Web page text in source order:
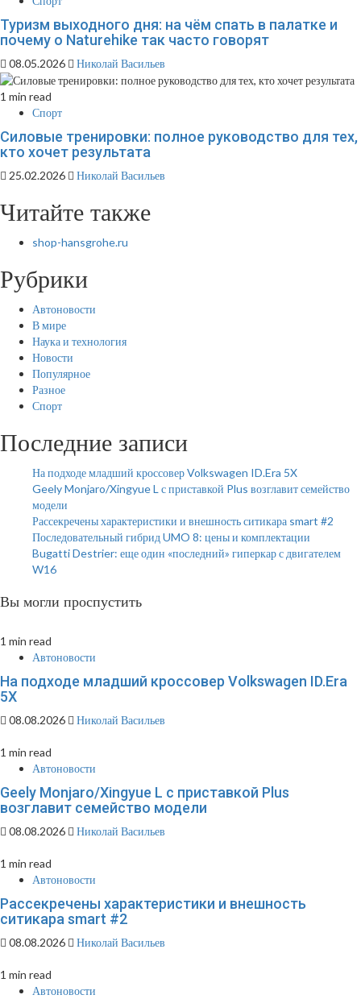
Туризм выходного дня: на чём спать в палатке и
почему о Naturehike так часто говорят
08.05.2026 Николай Васильев
1 min read
Спорт
Силовые тренировки: полное руководство для тех,
кто хочет результата
25.02.2026 Николай Васильев
Читайте также
shop-hansgrohe.ru
Рубрики
Автоновости
В мире
Наука и технология
Новости
Популярное
Разное
Спорт
Последние записи
На подходе младший кроссовер Volkswagen ID.Era 5X
Geely Monjaro/Xingyue L с приставкой Plus возглавит семейство
модели
Рассекречены характеристики и внешность ситикара smart #2
Последовательный гибрид UMO 8: цены и комплектации
Bugatti Destrier: еще один «последний» гиперкар с двигателем
W16
Вы могли проспустить
1 min read
Автоновости
На подходе младший кроссовер Volkswagen ID.Era
5X
08.08.2026 Николай Васильев
1 min read
Автоновости
Geely Monjaro/Xingyue L с приставкой Plus
возглавит семейство модели
08.08.2026 Николай Васильев
1 min read
Автоновости
Рассекречены характеристики и внешность
ситикара smart #2
08.08.2026 Николай Васильев
1 min read
Автоновости